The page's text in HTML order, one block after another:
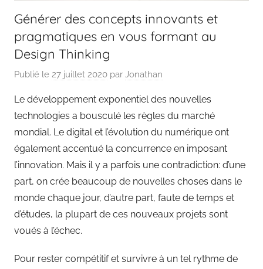
Générer des concepts innovants et
pragmatiques en vous formant au
Design Thinking
Publié le 27 juillet 2020 par Jonathan
Le développement exponentiel des nouvelles
technologies a bousculé les règles du marché
mondial. Le digital et l’évolution du numérique ont
également accentué la concurrence en imposant
l’innovation. Mais il y a parfois une contradiction: d’une
part, on crée beaucoup de nouvelles choses dans le
monde chaque jour, d’autre part, faute de temps et
d’études, la plupart de ces nouveaux projets sont
voués à l’échec.
Pour rester compétitif et survivre à un tel rythme de